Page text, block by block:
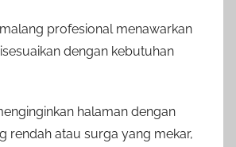
profesional menawarkan
dengan kebutuhan
halaman dengan
rendah atau surga yang mekar,